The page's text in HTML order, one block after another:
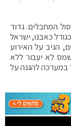
המחבלים. גדוד
כאבנו, ישראל
הגיב על האירוע
לא יעבור ללא
במערכה להגנה על